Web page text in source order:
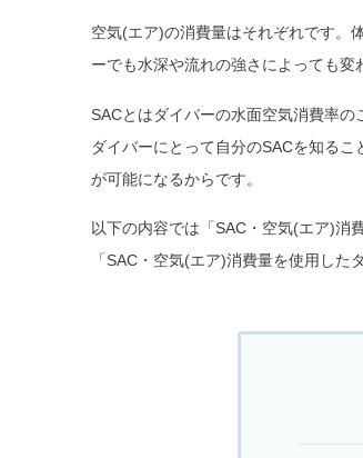
空気(エア)の消費量はそれぞれです。
ーでも水深や流れの強さによっても変
SACとはダイバーの水面空気消費率
ダイバーにとって自分のSACを知る
が可能になるからです。
以下の内容では「SAC・空気(エア)消
「SAC・空気(エア)消費量を使用した